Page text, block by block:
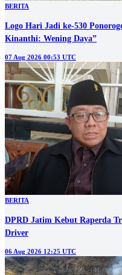
BERITA
Logo Hari Jadi ke-530
Kinanthi: Wening Daya”
07 Aug 2026 00:53 UTC
BERITA
DPRD Jatim Kebut Raperda
Driver
06 Aug 2026 12:25 UTC